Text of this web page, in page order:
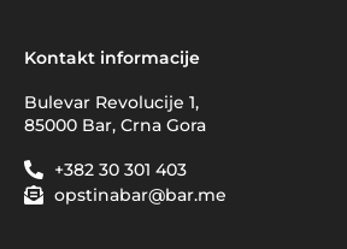
Kontakt informacije
Bulevar Revolucije 1,
85000 Bar, Crna Gora
+382 30 301 403
opstinabar@bar.me